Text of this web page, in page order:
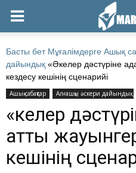
Басты бет Мұғалімдерге Ашық
дайындық «Әкелер дәстүріне
кездесу кешінің сценарийі
Ашық сабақтар Алғашқы әскери дайындық
«Әкелер
атты
кешінің